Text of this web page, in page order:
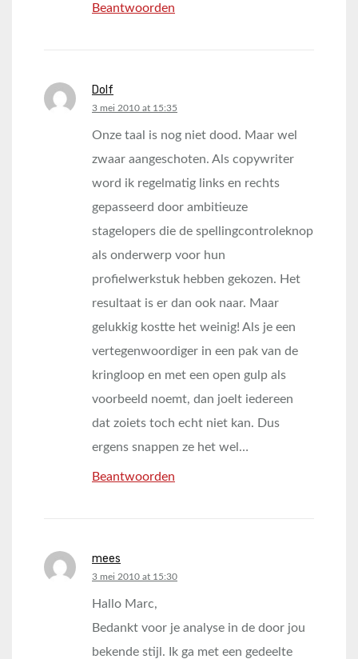
Beantwoorden
Dolf
says:
3 mei 2010 at 15:35
Onze taal is nog niet dood. Maar wel
zwaar aangeschoten. Als copywriter
word ik regelmatig links en rechts
gepasseerd door ambitieuze
stagelopers die de spellingcontroleknop
als onderwerp voor hun
profielwerkstuk hebben gekozen. Het
resultaat is er dan ook naar. Maar
gelukkig kostte het weinig! Als je een
vertegenwoordiger in een pak van de
kringloop en met een open gulp als
voorbeeld noemt, dan joelt iedereen
dat zoiets toch echt niet kan. Dus
ergens snappen ze het wel…
Beantwoorden
mees
says:
3 mei 2010 at 15:30
Hallo Marc,
Bedankt voor je analyse in de door jou
bekende stijl. Ik ga met een gedeelte